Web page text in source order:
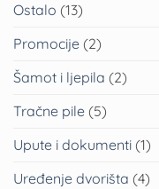
Ostalo (13)
Promocije (2)
Šamot i ljepila (2)
Tračne pile (5)
Upute i dokumenti (1)
Uređenje dvorišta (4)